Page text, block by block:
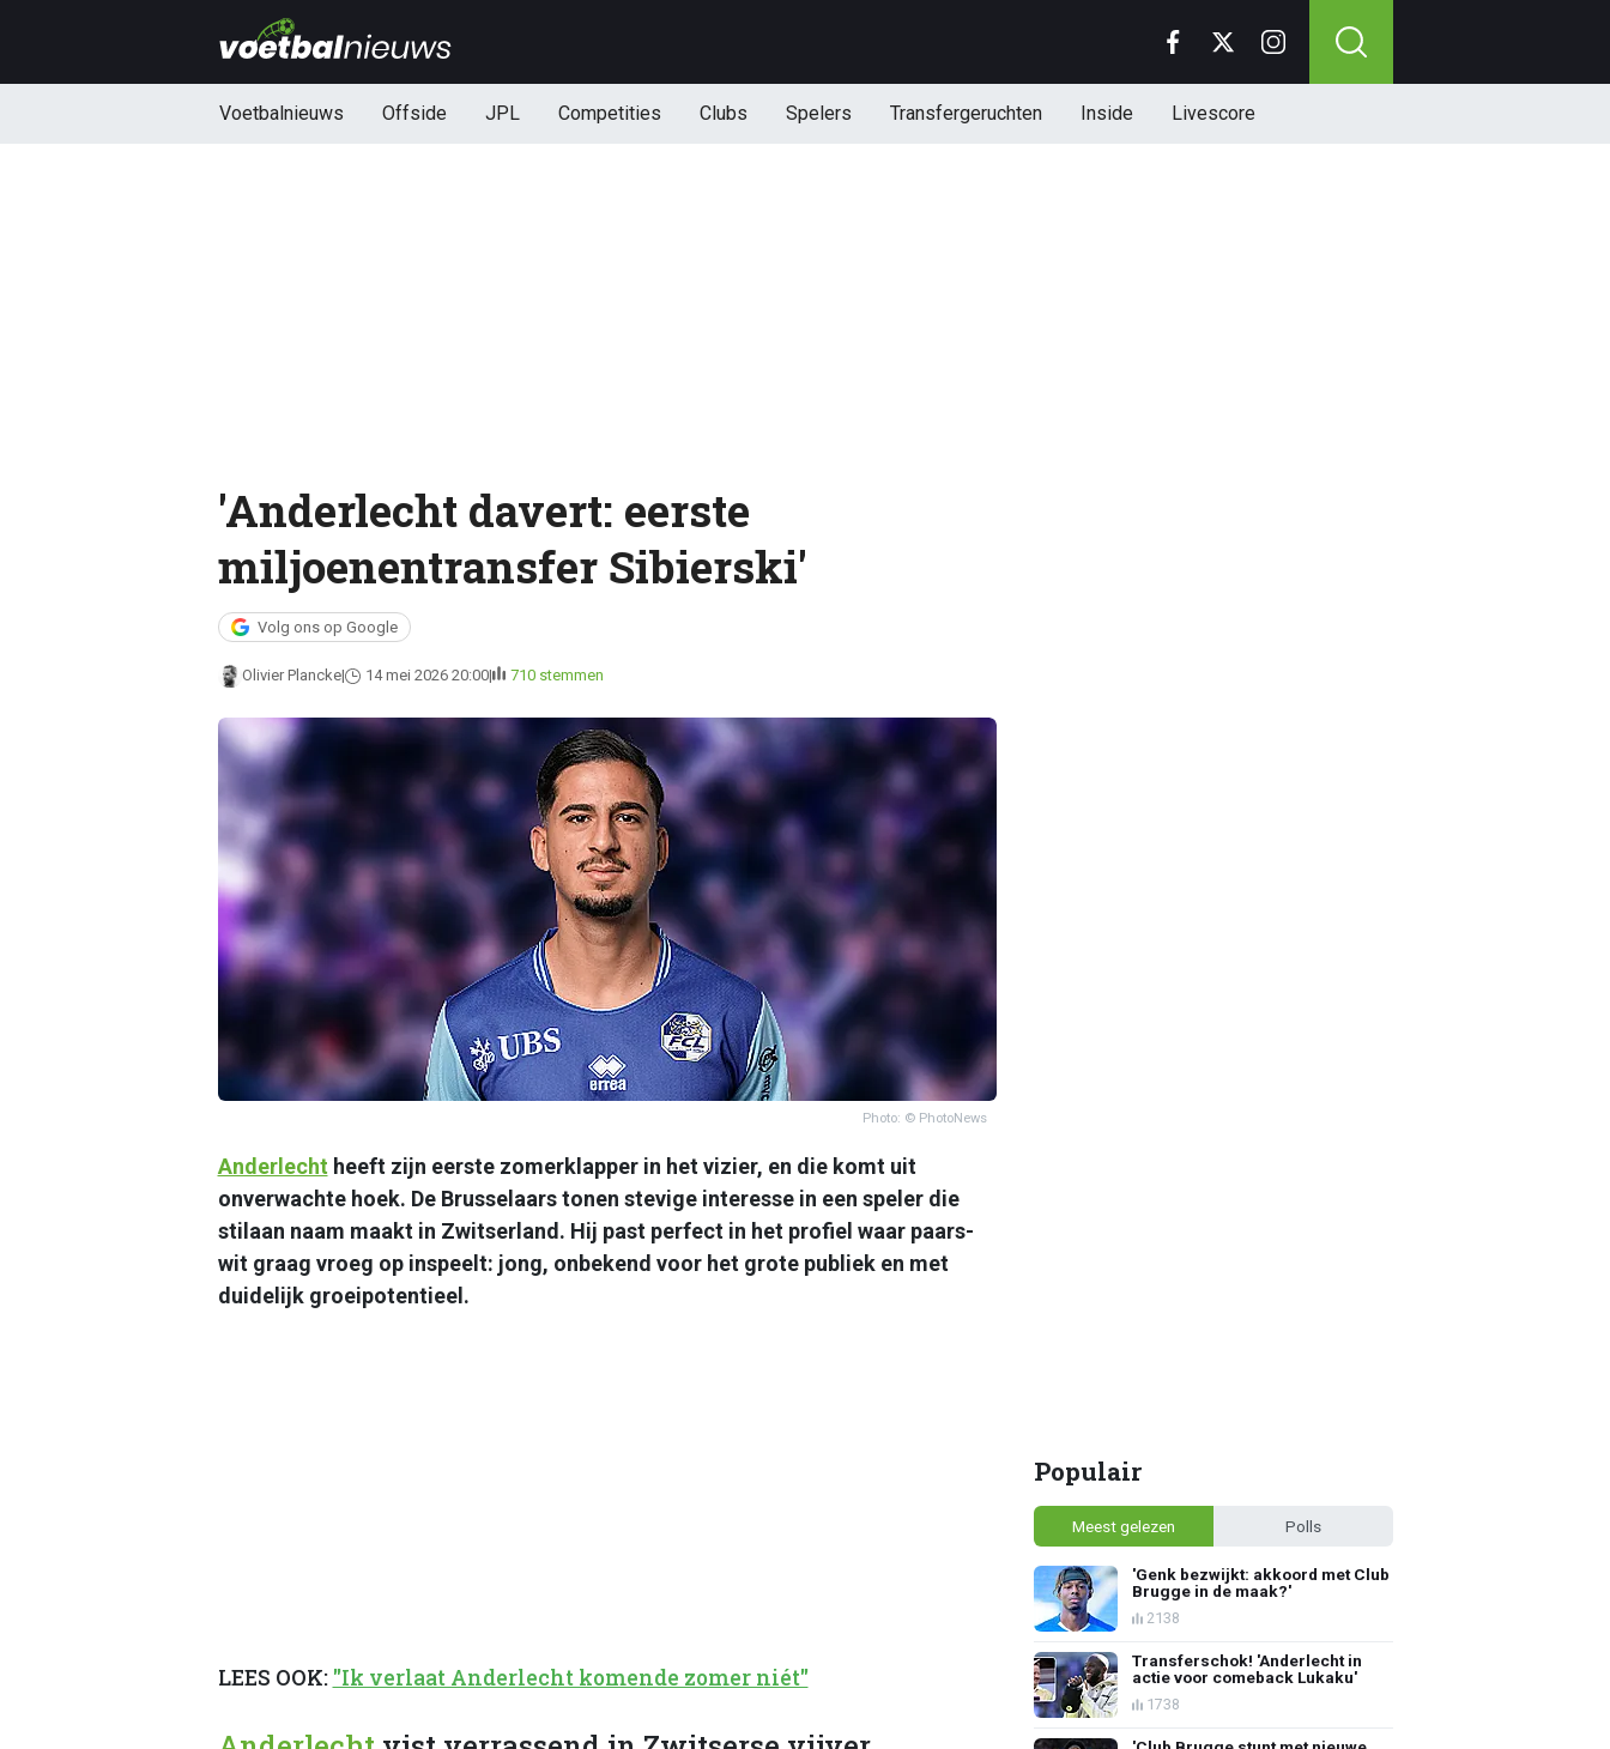
Voetbalnieuws Offside JPL Competities Clubs Spelers Transfergeruchten Inside Livescore
'Anderlecht davert: eerste
miljoenentransfer Sibierski'
Volg ons op Google
Olivier Plancke 14 mei 2026 20:00 710 stemmen
Photo: © PhotoNews
Anderlecht heeft zijn eerste zomerklapper in het vizier, en die komt uit
onverwachte hoek. De Brusselaars tonen stevige interesse in een speler die
stilaan naam maakt in Zwitserland. Hij past perfect in het profiel waar paars-
wit graag vroeg op inspeelt: jong, onbekend voor het grote publiek en met
duidelijk groeipotentieel.
LEES OOK: "Ik verlaat Anderlecht komende zomer niét"
Populair
Meest gelezen Polls
'Genk bezwijkt: akkoord met Club
Brugge in de maak?'
2138
Transferschok! 'Anderlecht in
actie voor comeback Lukaku'
1738